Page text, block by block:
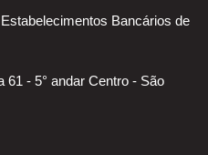
Bancários de
61 - 5° andar Centro - São